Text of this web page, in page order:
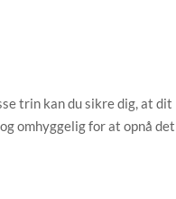
trin kan du sikre dig, at dit
omhyggelig for at opnå det